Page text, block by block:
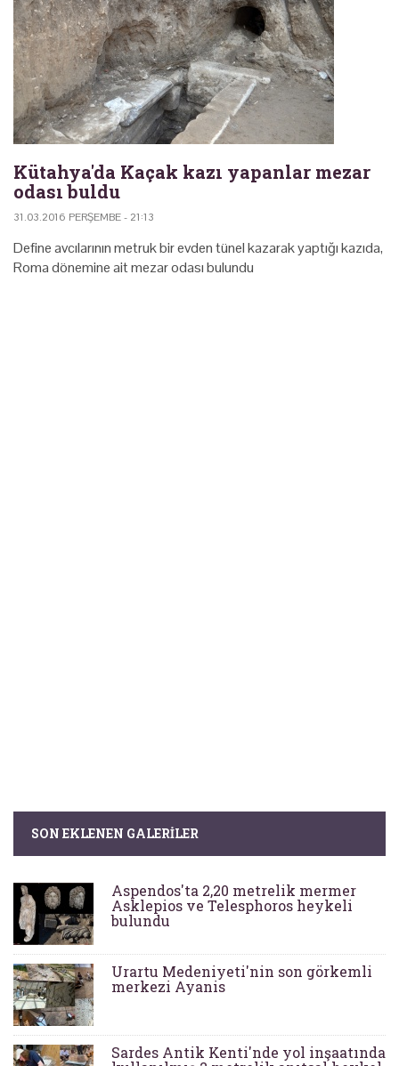
Kütahya'da Kaçak kazı yapanlar mezar
odası buldu
31.03.2016 PERŞEMBE - 21:13
Define avcılarının metruk bir evden tünel kazarak yaptığı kazıda,
Roma dönemine ait mezar odası bulundu
SON EKLENEN GALERILER
Aspendos'ta 2,20 metrelik mermer
Asklepios ve Telesphoros heykeli
bulundu
Urartu Medeniyeti'nin son görkemli
merkezi Ayanis
Sardes Antik Kenti'nde yol inşaatında